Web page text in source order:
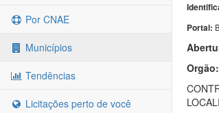
Por CNAE
Municípios
Tendências
Licitações perto de você
Portal:
Orgão: